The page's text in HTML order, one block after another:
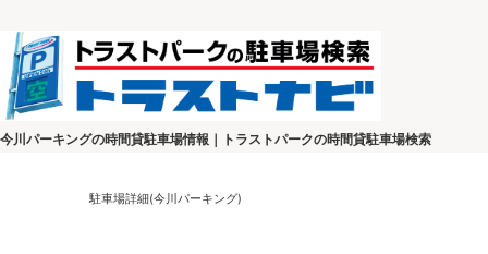
今川パーキングの時間貸駐車場情報｜トラストパークの時間貸駐車場検索
駐車場詳細(今川パーキング)